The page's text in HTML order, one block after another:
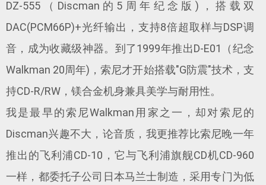
DZ-555（Discman的5周年纪念版)，搭载双
DAC(PCM66P)+光纤输出，支持8倍超取样与DSP调
音，成为收藏级神器。到了1999年推出‌D-E01（纪念
Walkman 20周年)，索尼才开始搭载"G防震"技术，支
持CD-R/RW，镁合金机身兼具美学与耐用性。
我是最早的索尼Walkman用家之一，却对索尼的
Discman兴趣不大，论音质，我更推荐比索尼晚一年
推出的飞利浦CD-10，它与飞利浦旗舰CD机CD-960
一样，都委托子公司日本马兰士制造，采用专门为低